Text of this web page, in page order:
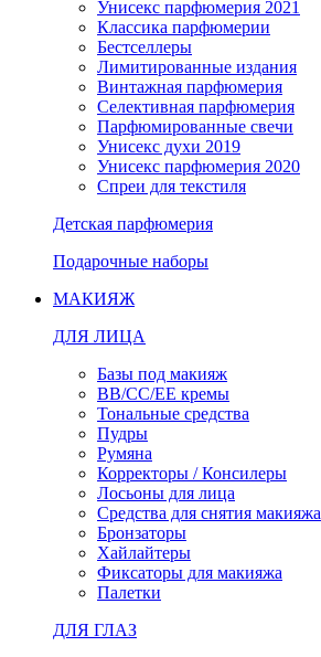
Унисекс парфюмерия 2021
Классика парфюмерии
Бестселлеры
Лимитированные издания
Винтажная парфюмерия
Селективная парфюмерия
Парфюмированные свечи
Унисекс духи 2019
Унисекс парфюмерия 2020
Спреи для текстиля
Детская парфюмерия
Подарочные наборы
МАКИЯЖ
ДЛЯ ЛИЦА
Базы под макияж
BB/CC/EE кремы
Тональные средства
Пудры
Румяна
Корректоры / Консилеры
Лосьоны для лица
Средства для снятия макияжа
Бронзаторы
Хайлайтеры
Фиксаторы для макияжа
Палетки
ДЛЯ ГЛАЗ